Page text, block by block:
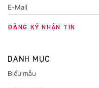
DANH MỤC
Biểu mẫu